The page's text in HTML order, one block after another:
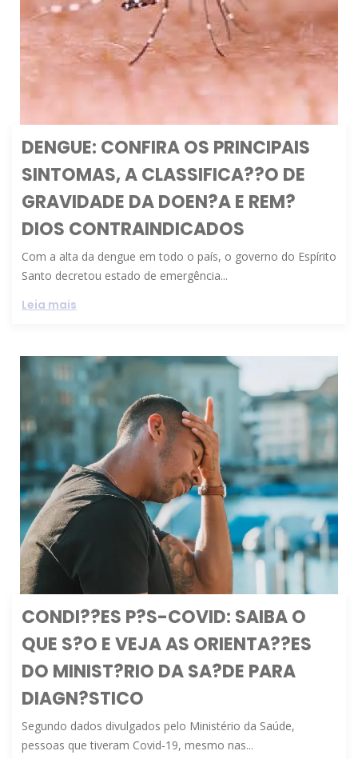
DENGUE: CONFIRA OS PRINCIPAIS
SINTOMAS, A CLASSIFICA??O DE
GRAVIDADE DA DOEN?A E REM?
DIOS CONTRAINDICADOS
Com a alta da dengue em todo o país, o governo do Espírito
Santo decretou estado de emergência...
Leia mais
CONDI??ES P?S-COVID: SAIBA O
QUE S?O E VEJA AS ORIENTA??ES
DO MINIST?RIO DA SA?DE PARA
DIAGN?STICO
Segundo dados divulgados pelo Ministério da Saúde,
pessoas que tiveram Covid-19, mesmo nas...